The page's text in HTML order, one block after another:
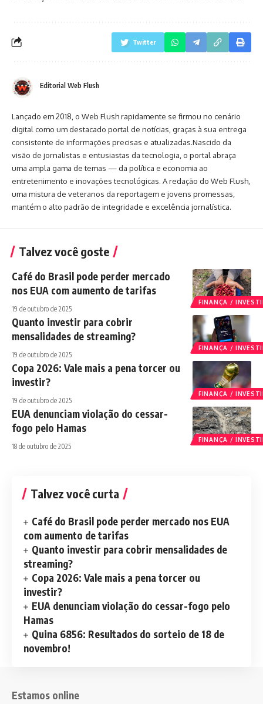
Twitter
Editorial Web Flush
Lançado em 2018, o Web Flush rapidamente se firmou no cenário
digital como um destacado portal de notícias, graças à sua entrega
consistente de informações precisas e atualizadas.Nascido da
visão de jornalistas e entusiastas da tecnologia, o portal abraça
uma ampla gama de temas — da política e economia ao
entretenimento e inovações tecnológicas. A redação do Web Flush,
uma mistura de veteranos da reportagem e jovens promessas,
mantém o alto padrão de integridade e excelência jornalística.
Talvez você goste
FINANÇA /
Café do Brasil pode perder mercado
nos EUA com aumento de tarifas
19 de outubro de 2025
FINANÇA /
Quanto investir para cobrir
mensalidades de streaming?
19 de outubro de 2025
FINANÇA /
Copa 2026: Vale mais a pena torcer ou
investir?
19 de outubro de 2025
FINANÇA /
EUA denunciam violação do cessar-
fogo pelo Hamas
18 de outubro de 2025
Talvez você curta
Café do Brasil pode perder mercado nos EUA
com aumento de tarifas
Quanto investir para cobrir mensalidades de
streaming?
Copa 2026: Vale mais a pena torcer ou
investir?
EUA denunciam violação do cessar-fogo pelo
Hamas
Quina 6856: Resultados do sorteio de 18 de
novembro!
Estamos online